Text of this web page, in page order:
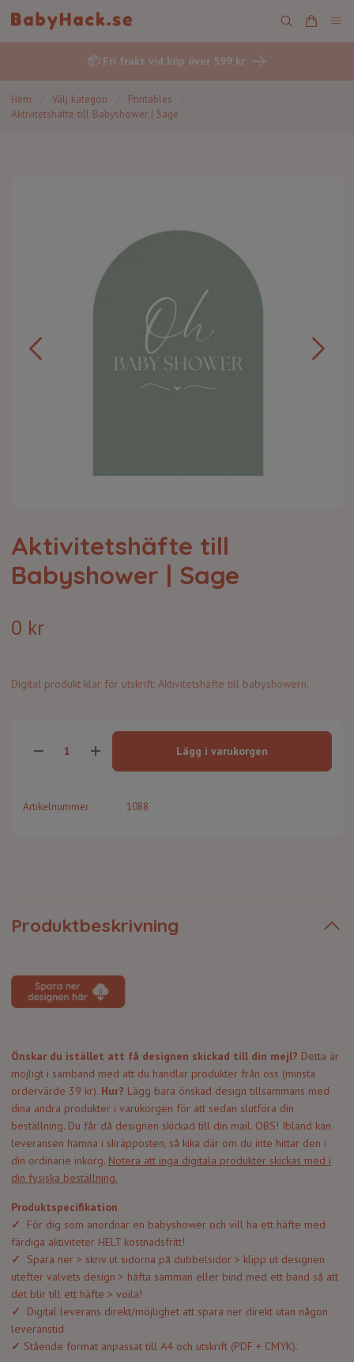
📦 Fri frakt vid köp över 599 kr
Hem Välj kategori Printables
Aktivitetshäfte till Babyshower | Sage
Aktivitetshäfte till
Babyshower | Sage
0 kr
Digital produkt klar för utskrift: Aktivitetshäfte till babyshowern.
Lägg i varukorgen
Artikelnummer 1088
Produktbeskrivning
Önskar du istället att få designen skickad till din mejl? Detta är
möjligt i samband med att du handlar produkter från oss (minsta
ordervärde 39 kr). Hur? Lägg bara önskad design tillsammans med
dina andra produkter i varukorgen för att sedan slutföra din
beställning. Du får då designen skickad till din mail. OBS! Ibland kan
leveransen hamna i skräpposten, så kika där om du inte hittar den i
din ordinarie inkorg. Notera att inga digitala produkter skickas med i
din fysiska beställning.
Produktspecifikation
✓ För dig som anordnar en babyshower och vill ha ett häfte med
färdiga aktiviteter HELT kostnadsfritt!
✓ Spara ner > skriv ut sidorna på dubbelsidor > klipp ut designen
utefter valvets design > häfta samman eller bind med ett band så att
det blir till ett häfte > voila!
✓ Digital leverans direkt/möjlighet att spara ner direkt utan någon
leveranstid
✓ Stående format anpassat till A4 och utskrift (PDF + CMYK).